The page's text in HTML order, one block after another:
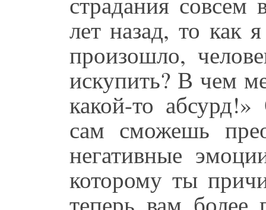
лет назад, то как
произошло,
искупить? В чем
какой-то
сам сможешь
негативные
которому ты